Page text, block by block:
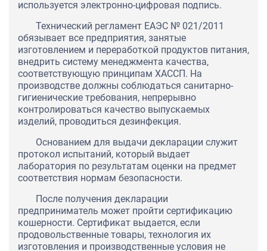
используется электронно-цифровая подпись.
Технический регламент ЕАЭС № 021/2011
обязывает все предприятия, занятые
изготовлением и переработкой продуктов питания,
внедрить систему менеджмента качества,
соответствующую принципам ХАССП. На
производстве должны соблюдаться санитарно-
гигиенические требования, непрерывно
контролироваться качество выпускаемых
изделий, проводиться дезинфекция.
Основанием для выдачи декларации служит
протокол испытаний, который выдает
лаборатория по результатам оценки на предмет
соответствия нормам безопасности.
После получения декларации
предприниматель может пройти сертификацию
кошерности. Сертификат выдается, если
продовольственные товары, технология их
изготовления и производственные условия не